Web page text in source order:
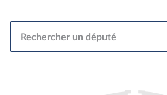
Rechercher un député